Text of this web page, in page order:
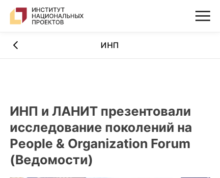
ИНП
ИНП и ЛАНИТ презентовали
исследование поколений на
People & Organization Forum
(Ведомости)